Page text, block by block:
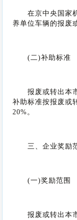
在京中央国家机
养单位车辆的报废
(二)补助标准
报废或转出本市
补助标准按报废或
20%。
三、企业奖励
(一)奖励范围
报废或转出本市